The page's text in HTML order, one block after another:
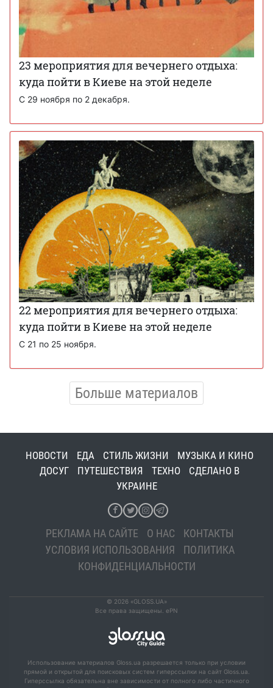
23 мероприятия для вечернего отдыха:
куда пойти в Киеве на этой неделе
С 29 ноября по 2 декабря.
22 мероприятия для вечернего отдыха:
куда пойти в Киеве на этой неделе
С 21 по 25 ноября.
Больше материалов
НОВОСТИ ЕДА СТИЛЬ ЖИЗНИ
МУЗЫКА И КИНО
ДОСУГ
ПУТЕШЕСТВИЯ ТЕХНО
СДЕЛАНО В
УКРАИНЕ
РЕКЛАМА НА САЙТЕ О НАС
КОНТАКТЫ
УСЛОВИЯ ИСПОЛЬЗОВАНИЯ
ПОЛИТИКА
КОНФИДЕНЦИАЛЬНОСТИ
© 2026 «GLOSS.UA»
Все права защищены. ePN
Использование материалов Gloss.ua разрешается только при условии
прямой и открытой для поисковых систем гиперссылки на сайт Gloss.ua.
Гиперссылка обязательна вне зависимости от полного либо частичного